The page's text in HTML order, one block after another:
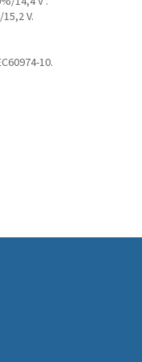
V.
10.